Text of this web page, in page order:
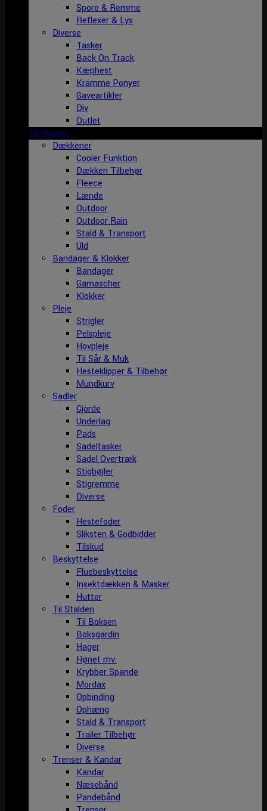
Spore & Remme
Reflexer & Lys
Diverse
Tasker
Back On Track
Kæphest
Kramme Ponyer
Gaveartikler
Div
Outlet
Til Hesten
Dækkener
Cooler Funktion
Dækken Tilbehør
Fleece
Lænde
Outdoor
Outdoor Rain
Stald & Transport
Uld
Bandager & Klokker
Bandager
Gamascher
Klokker
Pleje
Strigler
Pelspleje
Hovpleje
Til Sår & Muk
Hesteklipper & Tilbehør
Mundkurv
Sadler
Gjorde
Underlag
Pads
Sadeltasker
Sadel Overtræk
Stigbøjler
Stigremme
Diverse
Foder
Hestefoder
Sliksten & Godbidder
Tilskud
Beskyttelse
Fluebeskyttelse
Insektdækken & Masker
Hutter
Til Stalden
Til Boksen
Boksgardin
Hager
Hønet mv.
Krybber Spande
Mordax
Opbinding
Ophæng
Stald & Transport
Trailer Tilbehør
Diverse
Trenser & Kandar
Kandar
Næsebånd
Pandebånd